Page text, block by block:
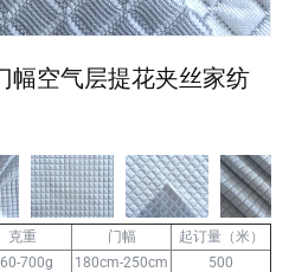
幅空气层提花夹丝家纺
克重 门幅
起订量（米）
700g 180cm-250cm 500